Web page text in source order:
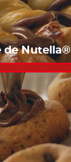
de Nutella®